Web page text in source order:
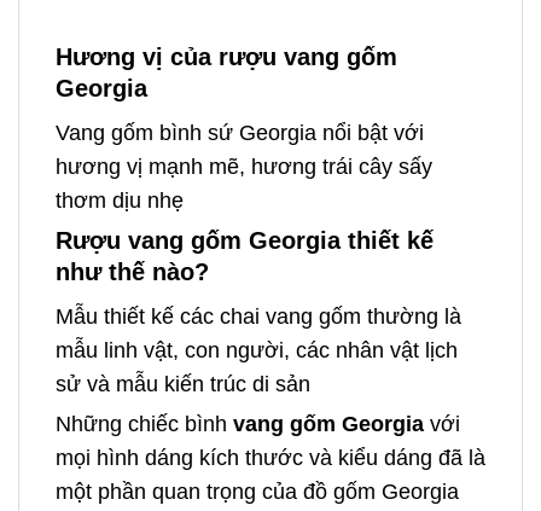
Hương vị của rượu vang gốm
Georgia
Vang gốm bình sứ Georgia nổi bật với
hương vị mạnh mẽ, hương trái cây sấy
thơm dịu nhẹ
Rượu vang gốm Georgia thiết kế
như thế nào?
Mẫu thiết kế các chai vang gốm thường là
mẫu linh vật, con người, các nhân vật lịch
sử và mẫu kiến trúc di sản
Những chiếc bình vang gốm Georgia với
mọi hình dáng kích thước và kiểu dáng đã là
một phần quan trọng của đồ gốm Georgia